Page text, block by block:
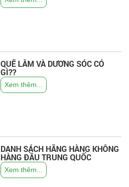
QUẾ LÂM VÀ DƯƠNG SÓC CÓ
GÌ??
Xem thêm...
DANH SÁCH HÃNG HÀNG KHÔNG
HÀNG ĐẦU TRUNG QUỐC
Xem thêm...